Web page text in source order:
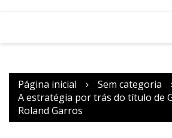
Página inicial
Sem categoria
A estratégia por trás do título de
Roland Garros